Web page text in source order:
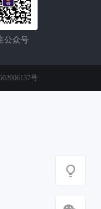
公众号
号